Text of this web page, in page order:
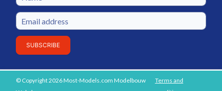
ADD TO SHOPPING CART
SUBSCRIBE
© Copyright 2026 Most-Models.com Modelbouw
Terms and